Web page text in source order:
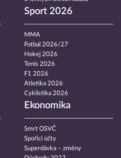
Sport 2026
MMA
Fotbal 2026/27
Hokej 2026
Tenis 2026
F1 2026
Atletika 2026
Cyklistika 2026
Ekonomika
Smrt OSVČ
Spořicí účty
Superdávka – změny